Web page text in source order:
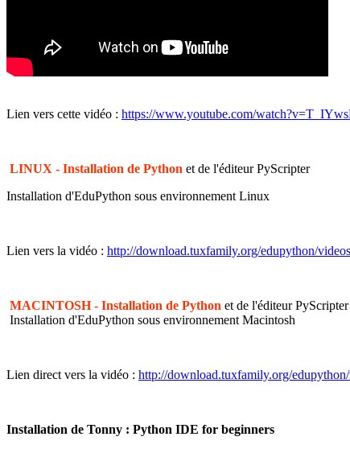
Lien vers cette vidéo : https://www.youtube.com/
LINUX - Installation de Python et de l'éditeur PyScripter
Installation d'EduPython sous environnement Linux
Lien vers la vidéo : http://download.tuxfamily.org/edupython/
MACINTOSH - Installation de Python et de l'éditeur PyScripter
Installation d'EduPython sous environnement Macintosh
Lien direct vers la vidéo : http://download.tuxfamily.org/
Installation de Tonny : Python IDE for beginners